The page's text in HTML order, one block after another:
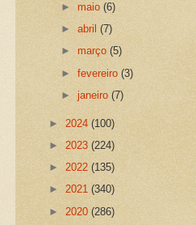
►maio(6)
►abril(7)
►março(5)
►fevereiro(3)
►janeiro(7)
► 2024 (100)
► 2023 (224)
► 2022 (135)
► 2021 (340)
► 2020 (286)